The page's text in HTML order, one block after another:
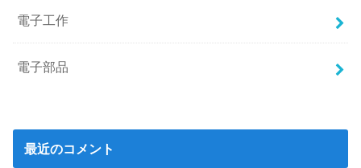
電子工作
電子部品
最近のコメント